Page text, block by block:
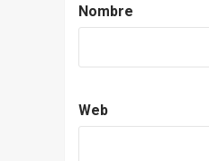
Nombre
Web